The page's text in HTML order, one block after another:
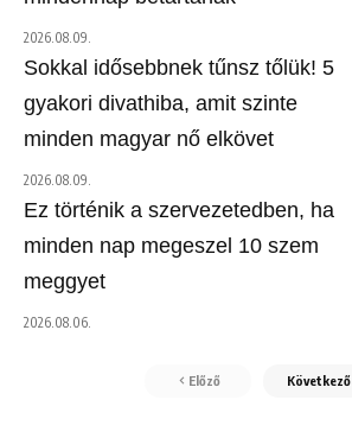
2026.08.09.
Sokkal idősebbnek tűnsz tőlük! 5
gyakori divathiba, amit szinte
minden magyar nő elkövet
2026.08.09.
Ez történik a szervezetedben, ha
minden nap megeszel 10 szem
meggyet
2026.08.06.
Előző Következő